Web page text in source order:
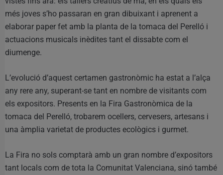
més joves s’ho passaran en gran dibuixant i aprenent a
elaborar paper fet amb la planta de la tomaca del Perelló i
actuacions musicals inèdites tant el dissabte com el
diumenge.
L’evolució d’aquest certamen gastronòmic ha estat a l’alça
any rere any, superant-se tant en nombre de visitants com
els expositors. Presents en la Fira Gastronòmica de la
tomaca del Perelló, trobarem ocellers, cervesers, artesans i
una àmplia varietat de productes ecològics i gurmet.
La Fira no sols comptarà amb un gran nombre d’expositors
tant locals com de tota la Comunitat Valenciana, sinó també